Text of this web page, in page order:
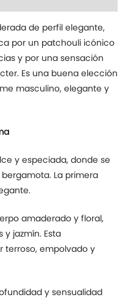
de perfil elegante,
por un patchouli icónico
y por una sensación
Es una buena elección
masculino, elegante y
y especiada, donde se
La primera
amaderado y floral,
jazmín. Esta
empolvado y
y sensualidad